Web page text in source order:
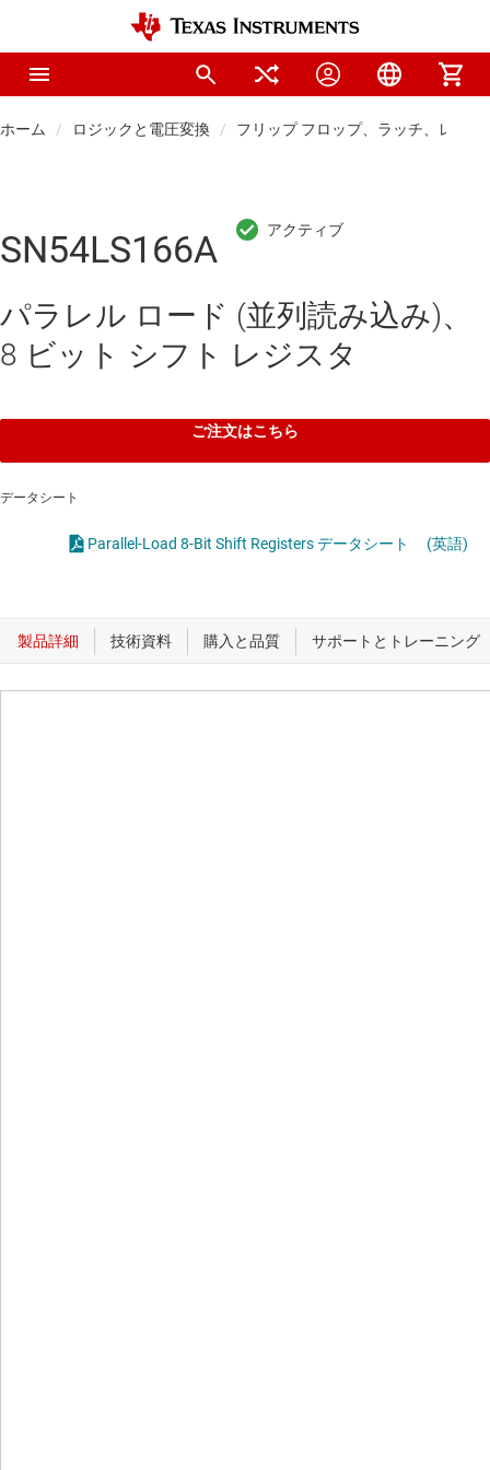
ホーム ロジックと電圧変換 フリップ フロップ、ラッチ、レジス
SN54LS166A
パラレル ロード (並列読み込み)、
8 ビット シフト レジスタ
ご注文はこちら
データシート
Parallel-Load 8-Bit Shift Registers データシート (英語)